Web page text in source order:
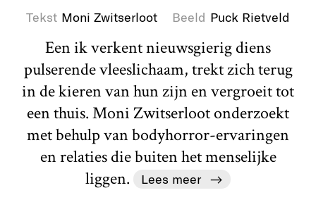
Tekst Moni Zwitserloot Beeld Puck Rietveld
Een ik verkent nieuwsgierig diens
pulserende vleeslichaam, trekt zich terug
in de kieren van hun zijn en vergroeit tot
een thuis. Moni Zwitserloot onderzoekt
met behulp van bodyhorror-ervaringen
en relaties die buiten het menselijke
liggen.
Lees meer